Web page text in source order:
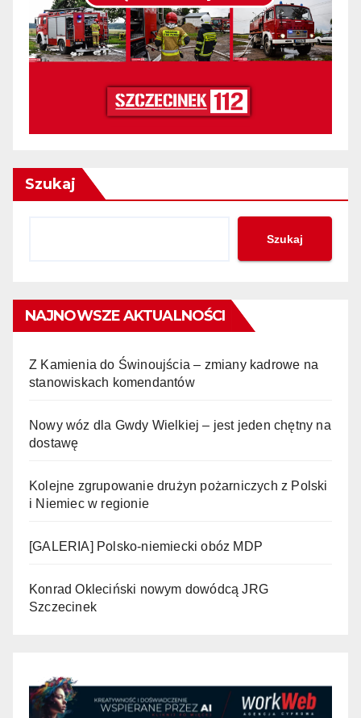
Szukaj
Szukaj
NAJNOWSZE AKTUALNOŚCI
Z Kamienia do Świnoujścia – zmiany kadrowe na
stanowiskach komendantów
Nowy wóz dla Gwdy Wielkiej – jest jeden chętny na
dostawę
Kolejne zgrupowanie drużyn pożarniczych z Polski
i Niemiec w regionie
[GALERIA] Polsko-niemiecki obóz MDP
Konrad Okleciński nowym dowódcą JRG
Szczecinek